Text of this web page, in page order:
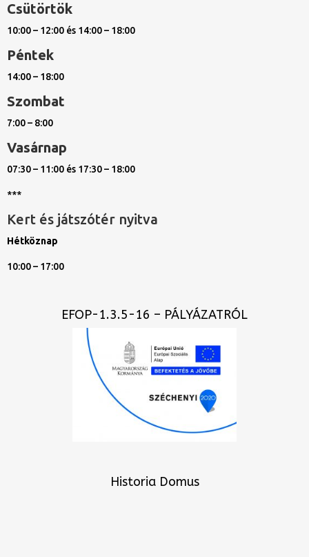
Csütörtök
10:00 – 12:00 és 14:00 – 18:00
Péntek
14:00 – 18:00
Szombat
7:00 – 8:00
Vasárnap
07:30 – 11:00 és 17:30 – 18:00
***
Kert és játszótér nyitva
Hétköznap
10:00 – 17:00
EFOP-1.3.5-16 – PÁLYÁZATRÓL
Historia Domus